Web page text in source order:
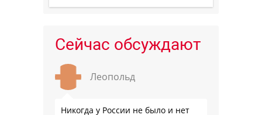
Сейчас обсуждают
Леопольд
Никогда у России не было и нет